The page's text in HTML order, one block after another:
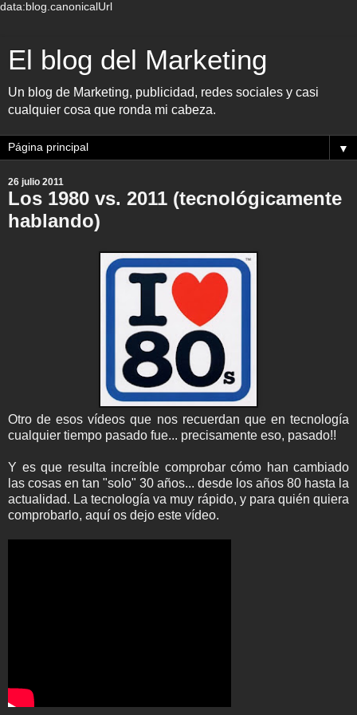
data:blog.canonicalUrl
El blog del Marketing
Un blog de Marketing, publicidad, redes sociales y casi
cualquier cosa que ronda mi cabeza.
▼
26 julio 2011
Los 1980 vs. 2011 (tecnológicamente
hablando)
Otro de esos vídeos que nos recuerdan que en tecnología
cualquier tiempo pasado fue... precisamente eso, pasado!!
Y es que resulta increíble comprobar cómo han cambiado
las cosas en tan "solo" 30 años... desde los años 80 hasta la
actualidad. La tecnología va muy rápido, y para quién quiera
comprobarlo, aquí os dejo este vídeo.